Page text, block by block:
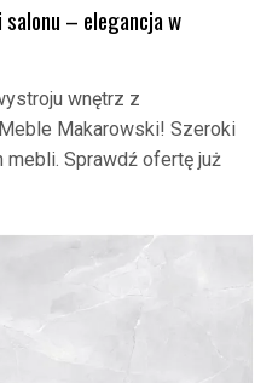
– elegancja w
wnętrz z
Makarowski! Szeroki
mebli. Sprawdź ofertę już